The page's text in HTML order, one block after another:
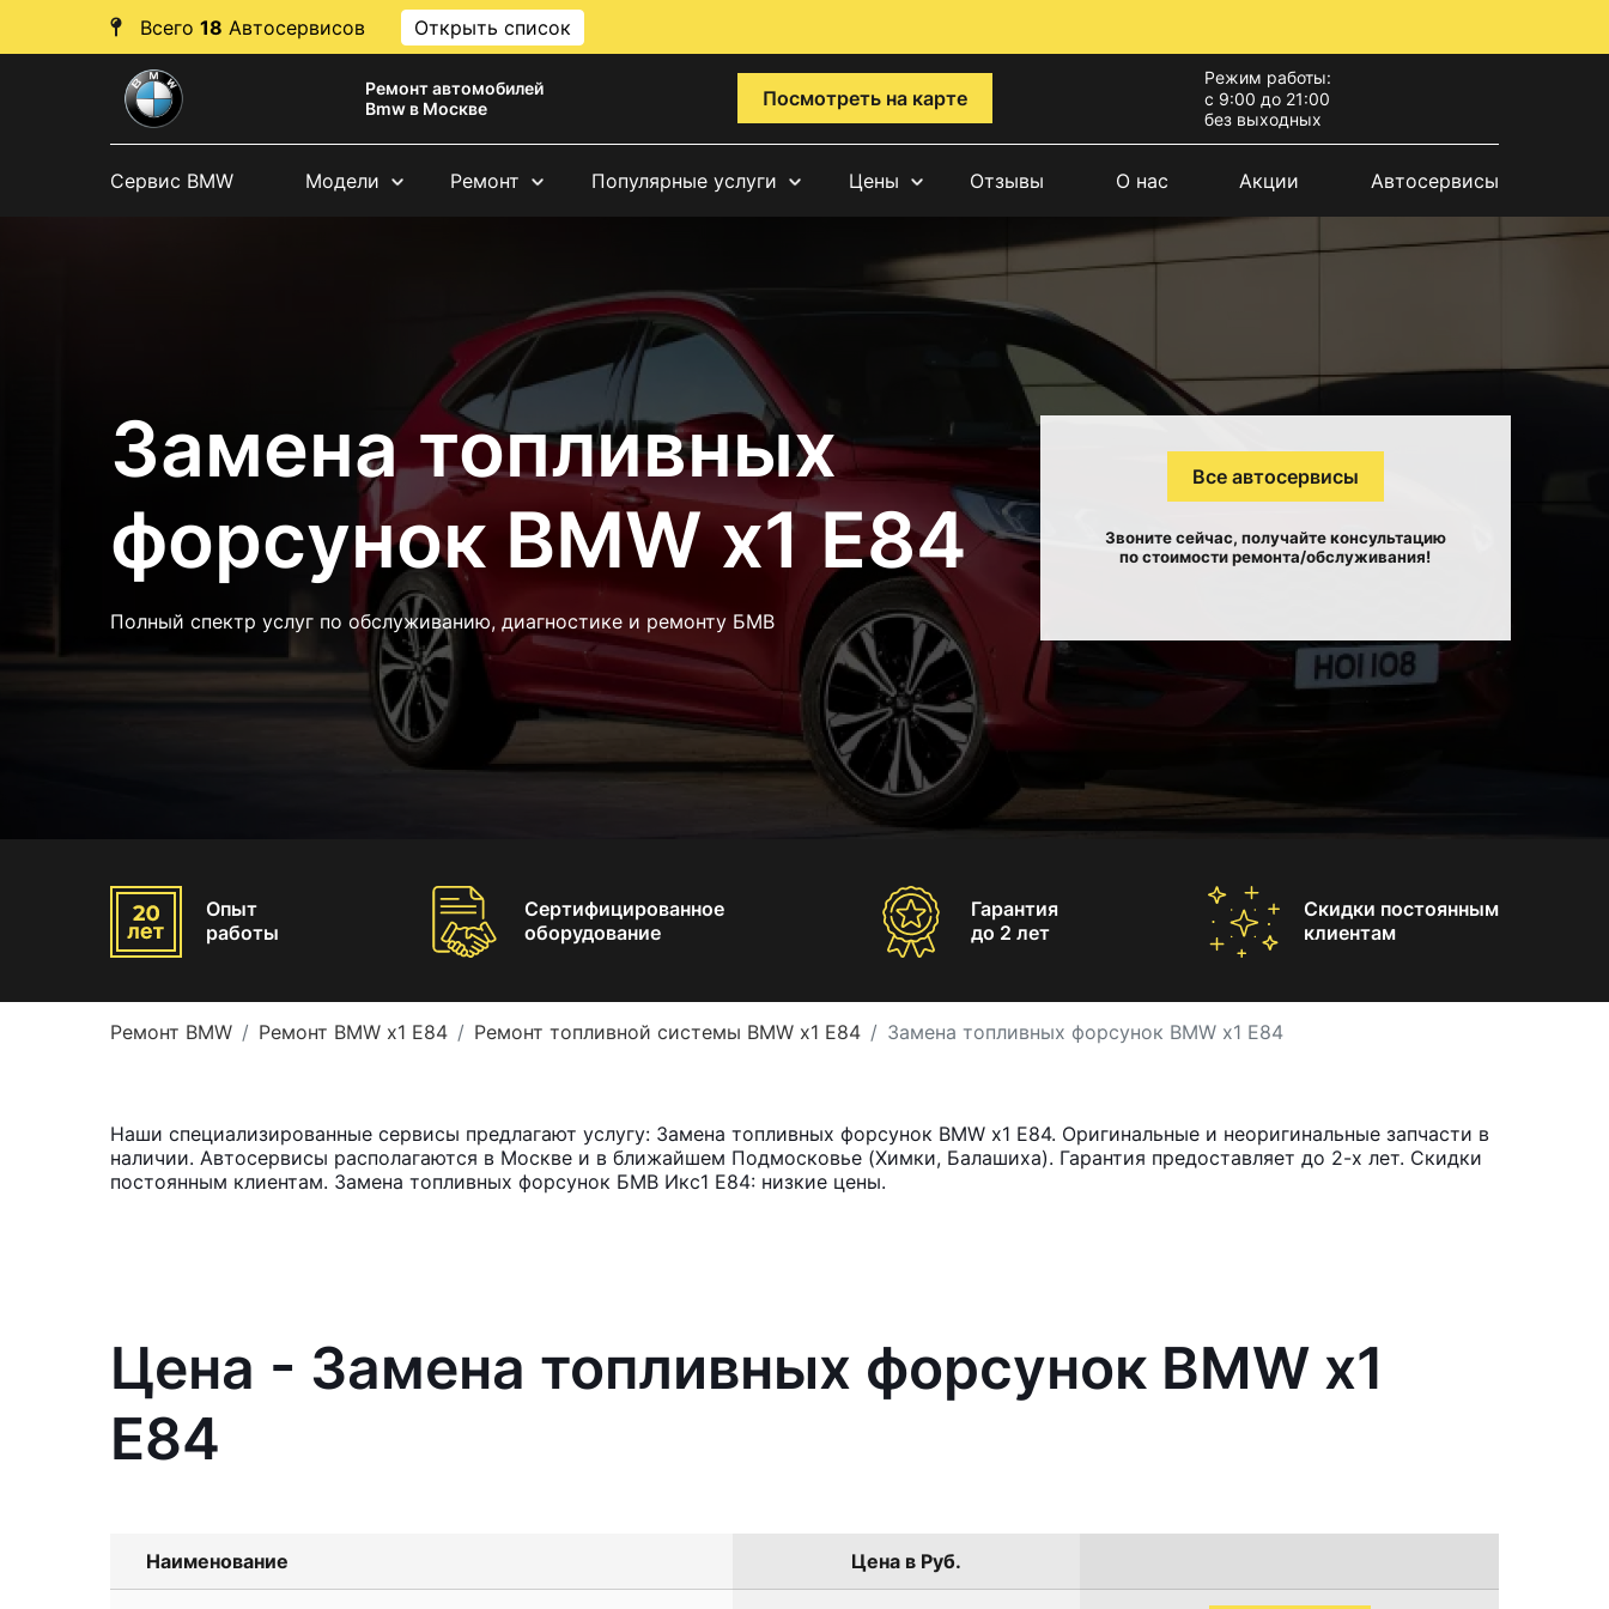
Всего 18 Автосервисов Открыть список
Ремонт автомобилей
Bmw в Москве
Посмотреть на карте
Режим работы:
с 9:00 до 21:00
без выходных
Сервис BMW Модели Ремонт Популярные услуги Цены Отзывы О нас Акции Автосервисы
Замена топливных
форсунок BMW x1 E84
Полный спектр услуг по обслуживанию, диагностике и ремонту БМВ
Все автосервисы
Звоните сейчас, получайте консультацию
по стоимости ремонта/обслуживания!
Опыт
работы
Сертифицированное
оборудование
Гарантия
до 2 лет
Скидки постоянным
клиентам
Ремонт BMW Ремонт BMW x1 E84 Ремонт топливной системы BMW x1 E84 Замена топливных форсунок BMW x1 E84
Наши специализированные сервисы предлагают услугу: Замена топливных форсунок BMW x1 E84. Оригинальные и неоригинальные запчасти в
наличии. Автосервисы располагаются в Москве и в ближайшем Подмосковье (Химки, Балашиха). Гарантия предоставляет до 2-х лет. Скидки
постоянным клиентам. Замена топливных форсунок БМВ Икс1 Е84: низкие цены.
Цена - Замена топливных форсунок BMW x1
E84
Наименование Цена в Руб.